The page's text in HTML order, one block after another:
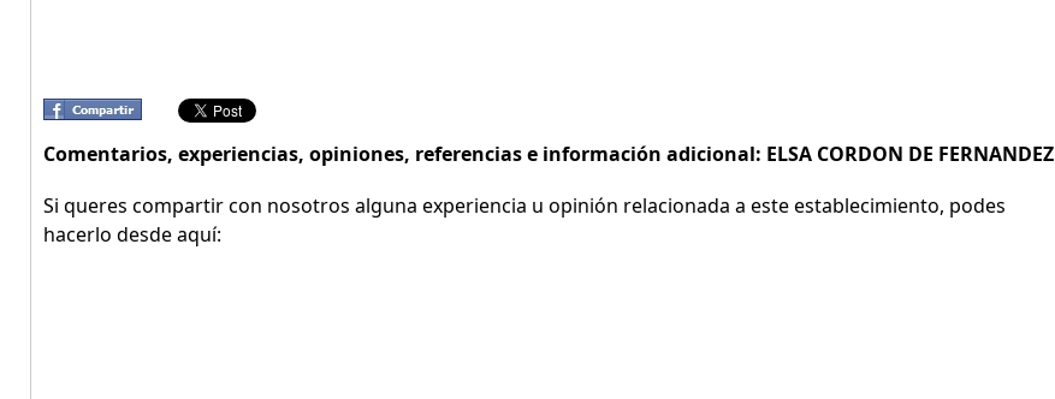
Comentarios, experiencias, opiniones, referencias e información adicional: ELSA CORDON DE FERNANDEZ
Si queres compartir con nosotros alguna experiencia u opinión relacionada a este establecimiento, podes
hacerlo desde aquí: